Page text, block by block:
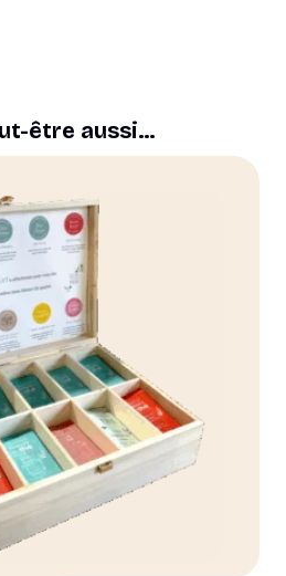
être aussi…